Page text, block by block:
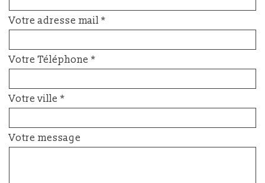
Votre adresse mail *
Votre Téléphone *
Votre ville *
Votre message